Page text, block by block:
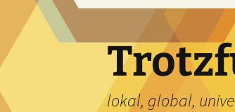
Inhalt
springen
lokal, global,